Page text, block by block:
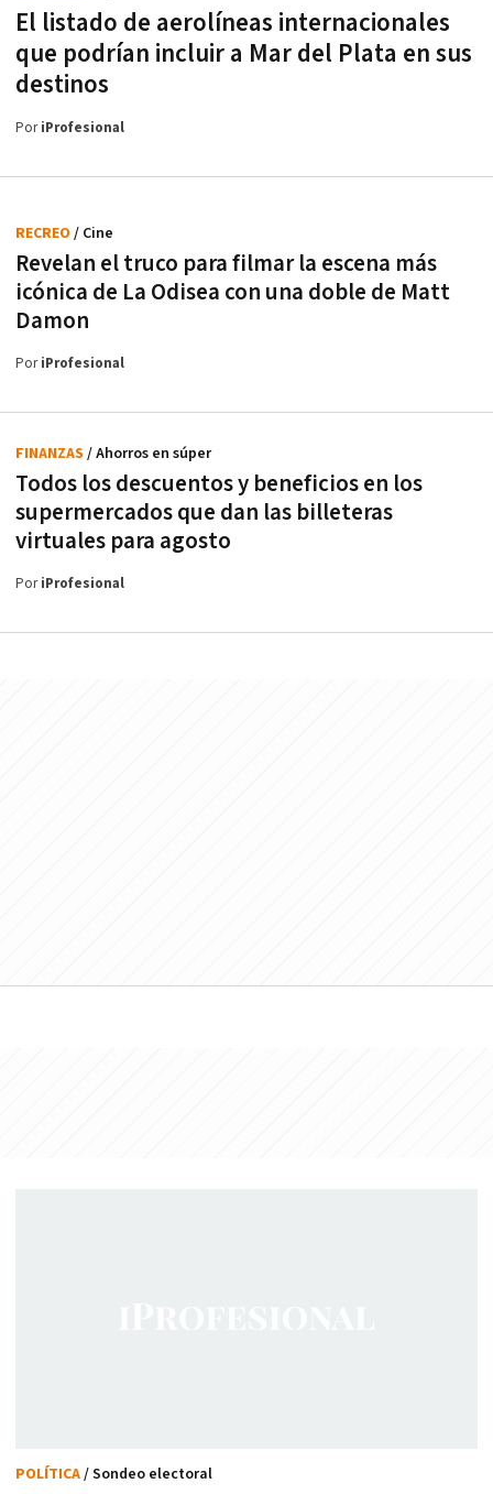
El listado de aerolíneas internacionales
que podrían incluir a Mar del Plata en sus
destinos
PoriProfesional
Revelan el truco para filmar la escena más
icónica de La Odisea con una doble de Matt
Damon
RECREO / Cine
PoriProfesional
Todos los descuentos y beneficios en los
supermercados que dan las billeteras
virtuales para agosto
FINANZAS / Ahorros en súper
PoriProfesional
POLÍTICA/ Sondeo electoral